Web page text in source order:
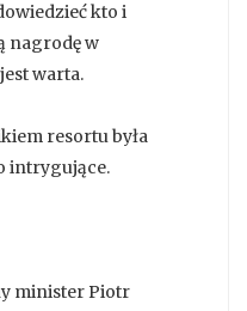
kto i
nagrodę w
warta.
resortu była
intrygujące.
minister Piotr